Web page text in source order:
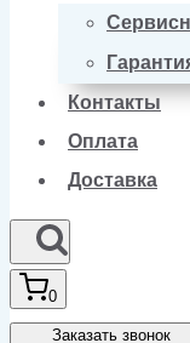
Контакты
Оплата
Доставка
0
Заказать звонок